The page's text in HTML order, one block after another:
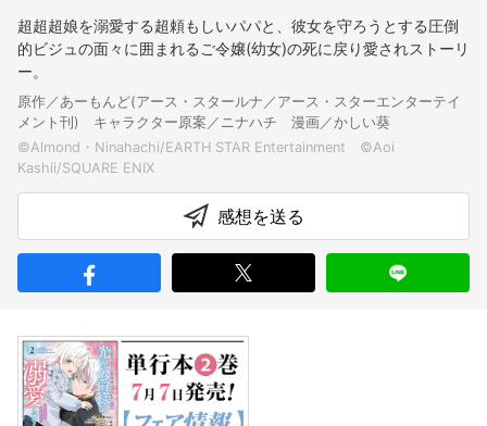
超超超娘を溺愛する超頼もしいパパと、彼女を守ろうとする圧倒
的ビジュの面々に囲まれるご令嬢(幼女)の死に戻り愛されストーリ
ー。
原作／あーもんど(アース・スタールナ／アース・スターエンターテイ
メント刊) キャラクター原案／ニナハチ 漫画／かしい葵
©Almond・Ninahachi/EARTH STAR Entertainment ©Aoi
感想を送る